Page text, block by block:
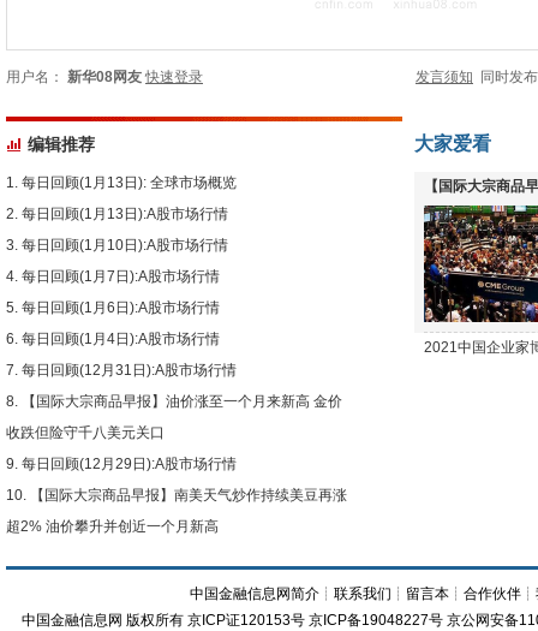
用户名： 新华08网友 快速登录 发言须知 同时发
编辑推荐
每日回顾(1月13日): 全球市场概览
每日回顾(1月13日):A股市场行情
每日回顾(1月10日):A股市场行情
每日回顾(1月7日):A股市场行情
每日回顾(1月6日):A股市场行情
每日回顾(1月4日):A股市场行情
每日回顾(12月31日):A股市场行情
【国际大宗商品早报】油价涨至一个月来新高 金价
收跌但险守千八美元关口
每日回顾(12月29日):A股市场行情
【国际大宗商品早报】南美天气炒作持续美豆再涨
超2% 油价攀升并创近一个月新高
大家爱看
【国际大宗商品
下跌
2021中国企业家
中国金融信息网简介 ┊联系我们 ┊ 留言本 ┊合作伙伴 ┊
中国金融信息网 版权所有 京ICP证120153号 京ICP备19048227号 京公网安备